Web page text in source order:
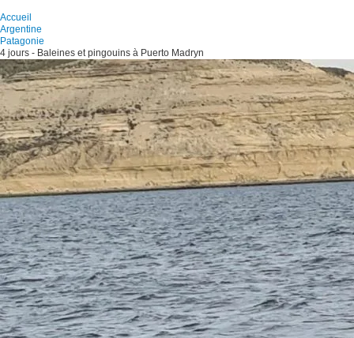
Accueil
Argentine
Patagonie
4 jours - Baleines et pingouins à Puerto Madryn